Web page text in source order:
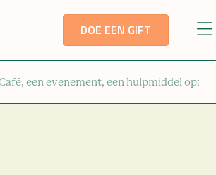
DOE EEN GIFT